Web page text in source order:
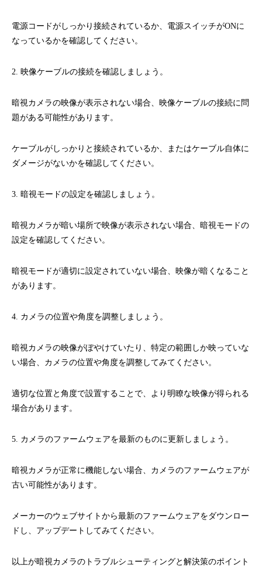
電源コードがしっかり接続されているか、電源スイッチがONに
なっているかを確認してください。
2. 映像ケーブルの接続を確認しましょう。
暗視カメラの映像が表示されない場合、映像ケーブルの接続に問
題がある可能性があります。
ケーブルがしっかりと接続されているか、またはケーブル自体に
ダメージがないかを確認してください。
3. 暗視モードの設定を確認しましょう。
暗視カメラが暗い場所で映像が表示されない場合、暗視モードの
設定を確認してください。
暗視モードが適切に設定されていない場合、映像が暗くなること
があります。
4. カメラの位置や角度を調整しましょう。
暗視カメラの映像がぼやけていたり、特定の範囲しか映っていな
い場合、カメラの位置や角度を調整してみてください。
適切な位置と角度で設置することで、より明瞭な映像が得られる
場合があります。
5. カメラのファームウェアを最新のものに更新しましょう。
暗視カメラが正常に機能しない場合、カメラのファームウェアが
古い可能性があります。
メーカーのウェブサイトから最新のファームウェアをダウンロー
ドし、アップデートしてみてください。
以上が暗視カメラのトラブルシューティングと解決策のポイント